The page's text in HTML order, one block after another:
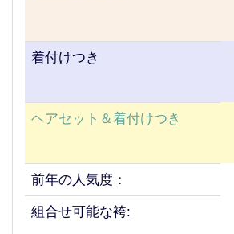
着付けつき
ヘアセット＆着付けつき
前年の人気度：
組合せ可能な袴: